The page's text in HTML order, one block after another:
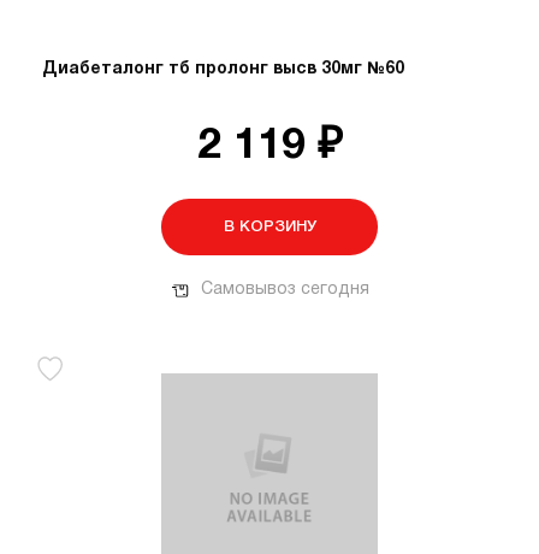
Диабеталонг тб пролонг высв 30мг №60
2 119 ₽
В КОРЗИНУ
Самовывоз сегодня